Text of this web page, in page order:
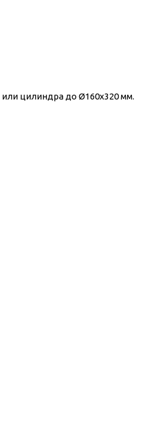
цилиндра до Ø160x320 мм.